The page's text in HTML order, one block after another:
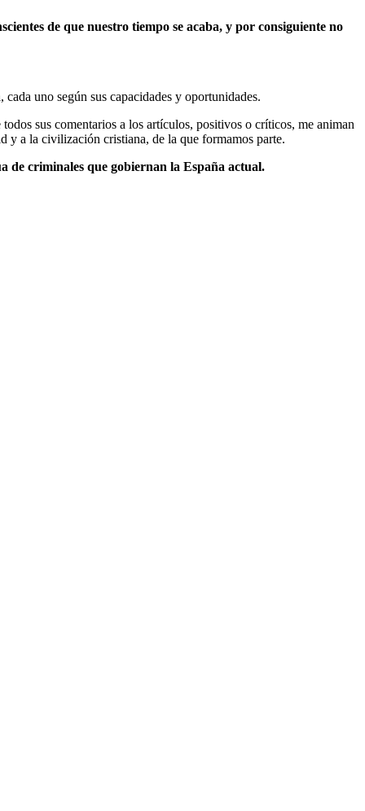
de que nuestro tiempo se acaba, y por consiguiente no
uno según sus capacidades y oportunidades.
sus comentarios a los artículos, positivos o críticos, me animan
y a la civilización cristiana, de la que formamos parte.
de criminales que gobiernan la España actual.